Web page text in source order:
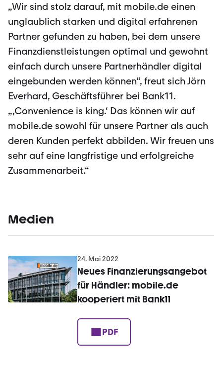
„Wir sind stolz darauf, mit mobile.de einen
unglaublich starken und digital erfahrenen
Partner gefunden zu haben, bei dem unsere
Finanzdienstleistungen optimal und gewohnt
einfach durch unsere Partnerhändler digital
eingebunden werden können“, freut sich Jörn
Everhard, Geschäftsführer bei Bank11.
„‚Convenience is king.‘ Das können wir auf
mobile.de sowohl für unsere Partner als auch
deren Kunden perfekt abbilden. Wir freuen uns
sehr auf eine langfristige und erfolgreiche
Zusammenarbeit.“
Medien
24. Mai 2022
Neues Finanzierungsangebot
für Händler: mobile.de
kooperiert mit Bank11
PDF